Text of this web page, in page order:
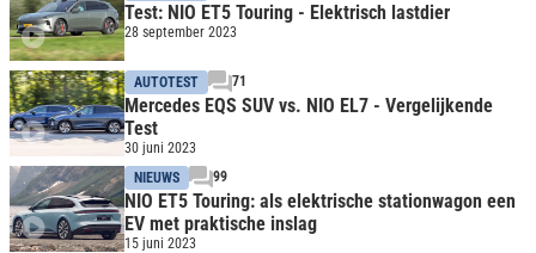
Test: NIO ET5 Touring - Elektrisch lastdier
28 september 2023
AUTOTEST 71
Mercedes EQS SUV vs. NIO EL7 - Vergelijkende
Test
30 juni 2023
NIEUWS
99
NIO ET5 Touring: als elektrische stationwagon een
EV met praktische inslag
15 juni 2023